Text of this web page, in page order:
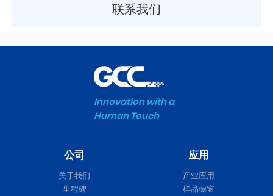
联系我们
Innovation with a
Human Touch
公司
关于我们
里程碑
应用
产业应用
样品橱窗